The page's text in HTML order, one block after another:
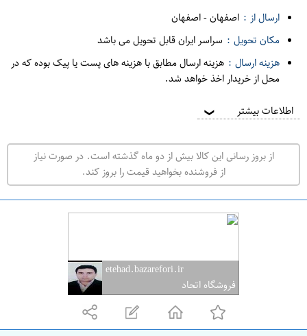
ف
ر
ت
ه
ر
ا
ص
ه
ارسال از : اصفهان-اصفهان
مکان تحویل : سراسر ایران قابل تحویل می باشد
هزینه ارسال : هزینه ارسال مطابق با هزینه های پست یا پیک بوده که در
محل از خریدار اخذ خواهد شد.
اطلاعات بیشتر ❯
از بروز رسانی این کالا بیش از دو ماه گذشته است. در صورت نیاز
از فروشنده بخواهید قیمت را بروز کند.
etehad.bazarefori.ir
فروشگاه اتحاد